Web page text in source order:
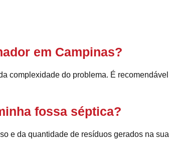
em Campinas?
complexidade do problema. É recomendável
fossa séptica?
e da quantidade de resíduos gerados na sua